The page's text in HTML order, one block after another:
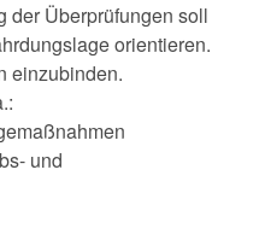
der Überprüfungen soll
orientieren.
einzubinden.
und